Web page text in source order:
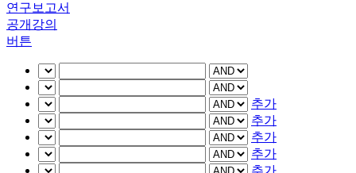
연구보고서
공개강의
버튼
추가
추가
추가
추가
추가